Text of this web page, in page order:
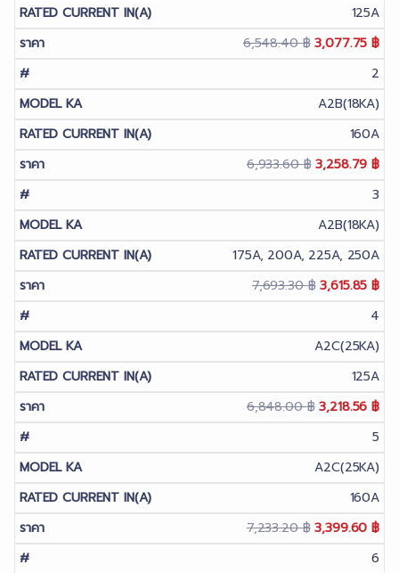
125A
6,548.40฿ Original
was:
6,548.40 ฿.
3,077.75฿
2
A2B(18KA)
160A
6,933.60฿ Original
was:
6,933.60 ฿.
3,258.79฿
3
A2B(18KA)
175A, 200A, 225A, 250A
7,693.30฿ Original
was:
7,693.30 ฿.
3,615.85฿
4
A2C(25KA)
125A
6,848.00฿ Original
was:
6,848.00 ฿.
3,218.56฿
5
A2C(25KA)
160A
7,233.20฿ Original
3,399.60฿
6